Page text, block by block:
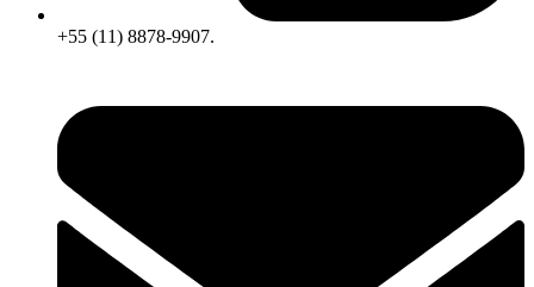
+55 (11) 8878-9907.